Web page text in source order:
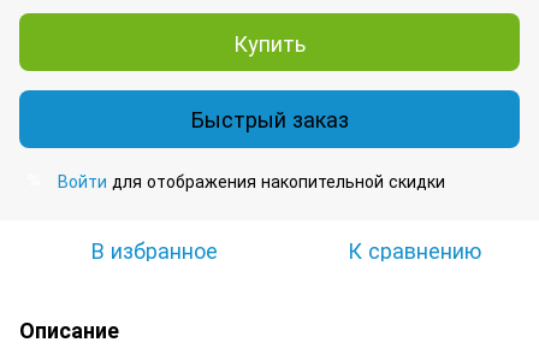
Купить
Быстрый заказ
Войти для отображения накопительной скидки
В избранное К сравнению
Описание